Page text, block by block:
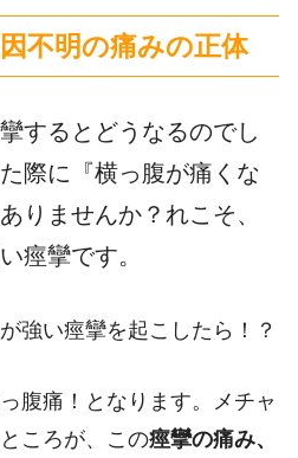
不明の痛みの正体
するとどうなるのでし
際に『横っ腹が痛くな
りませんか？れこそ、
痙攣です。
強い痙攣を起こしたら！？
腹痛！となります。メチャ
ころが、この痙攣の痛み、